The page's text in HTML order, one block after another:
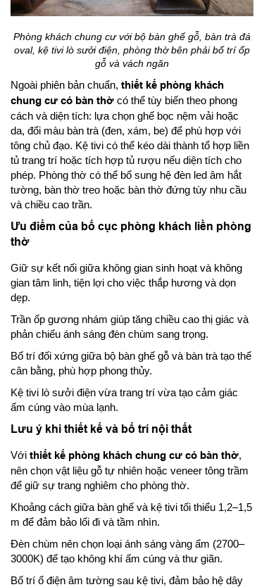
Phòng khách chung cư với bộ bàn ghế gỗ, bàn trà đá
oval, kệ tivi lò sưởi điện, phòng thờ bên phải bố trí ốp
gỗ và vách ngăn
Ngoài phiên bản chuẩn, thiết kế phòng khách
chung cư có bàn thờ có thể tùy biến theo phong
cách và diện tích: lựa chọn ghế bọc nệm vải hoặc
da, đổi màu bàn trà (đen, xám, be) để phù hợp với
tông chủ đạo. Kệ tivi có thể kéo dài thành tổ hợp liền
tủ trang trí hoặc tích hợp tủ rượu nếu diện tích cho
phép. Phòng thờ có thể bổ sung hệ đèn led âm hắt
tường, bàn thờ treo hoặc bàn thờ đứng tùy nhu cầu
và chiều cao trần.
Ưu điểm của bố cục phòng khách liền phòng
thờ
Giữ sự kết nối giữa không gian sinh hoạt và không
gian tâm linh, tiện lợi cho việc thắp hương và dọn
dẹp.
Trần ốp gương nhám giúp tăng chiều cao thị giác và
phản chiếu ánh sáng đèn chùm sang trọng.
Bố trí đối xứng giữa bộ bàn ghế gỗ và bàn trà tạo thế
cân bằng, phù hợp phong thủy.
Kệ tivi lò sưởi điện vừa trang trí vừa tạo cảm giác
ấm cúng vào mùa lạnh.
Lưu ý khi thiết kế và bố trí nội thất
Với thiết kế phòng khách chung cư có bàn thờ,
nên chọn vật liệu gỗ tự nhiên hoặc veneer tông trầm
để giữ sự trang nghiêm cho phòng thờ.
Khoảng cách giữa bàn ghế và kệ tivi tối thiểu 1,2–1,5
m để đảm bảo lối đi và tầm nhìn.
Đèn chùm nên chọn loại ánh sáng vàng ấm (2700–
3000K) để tạo không khí ấm cúng và thư giãn.
Bố trí ổ điện âm tường sau kệ tivi, đảm bảo hệ dây